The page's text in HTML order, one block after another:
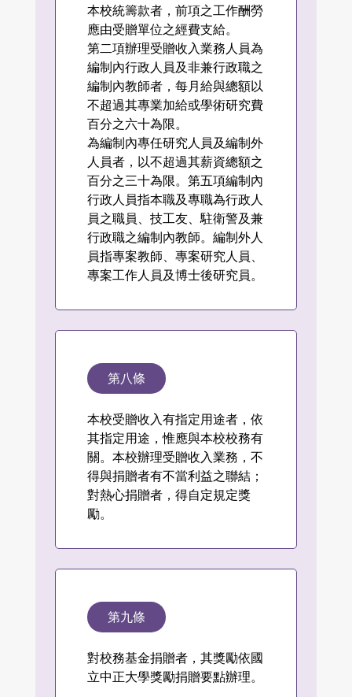
本校統籌款者，前項之工作酬勞
應由受贈單位之經費支給。
第二項辦理受贈收入業務人員為
編制內行政人員及非兼行政職之
編制內教師者，每月給與總額以
不超過其專業加給或學術研究費
百分之六十為限。
為編制內專任研究人員及編制外
人員者，以不超過其薪資總額之
百分之三十為限。第五項編制內
行政人員指本職及專職為行政人
員之職員、技工友、駐衛警及兼
行政職之編制內教師。編制外人
員指專案教師、專案研究人員、
專案工作人員及博士後研究員。
第八條
本校受贈收入有指定用途者，依
其指定用途，惟應與本校校務有
關。本校辦理受贈收入業務，不
得與捐贈者有不當利益之聯結；
對熱心捐贈者，得自定規定獎
勵。
第九條
對校務基金捐贈者，其獎勵依國
立中正大學獎勵捐贈要點辦理。